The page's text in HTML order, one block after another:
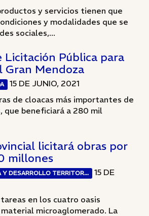
y servicios tienen que
y modalidades que se
sociales,...
Pública para
Gran Mendoza
15 DE JUNIO, 2021
de cloacas más importantes de
que beneficiará a 280 mil
licitará obras por
millones
Y DESARROLLO TERRITOR...
15 DE
en los cuatro oasis
microaglomerado. La